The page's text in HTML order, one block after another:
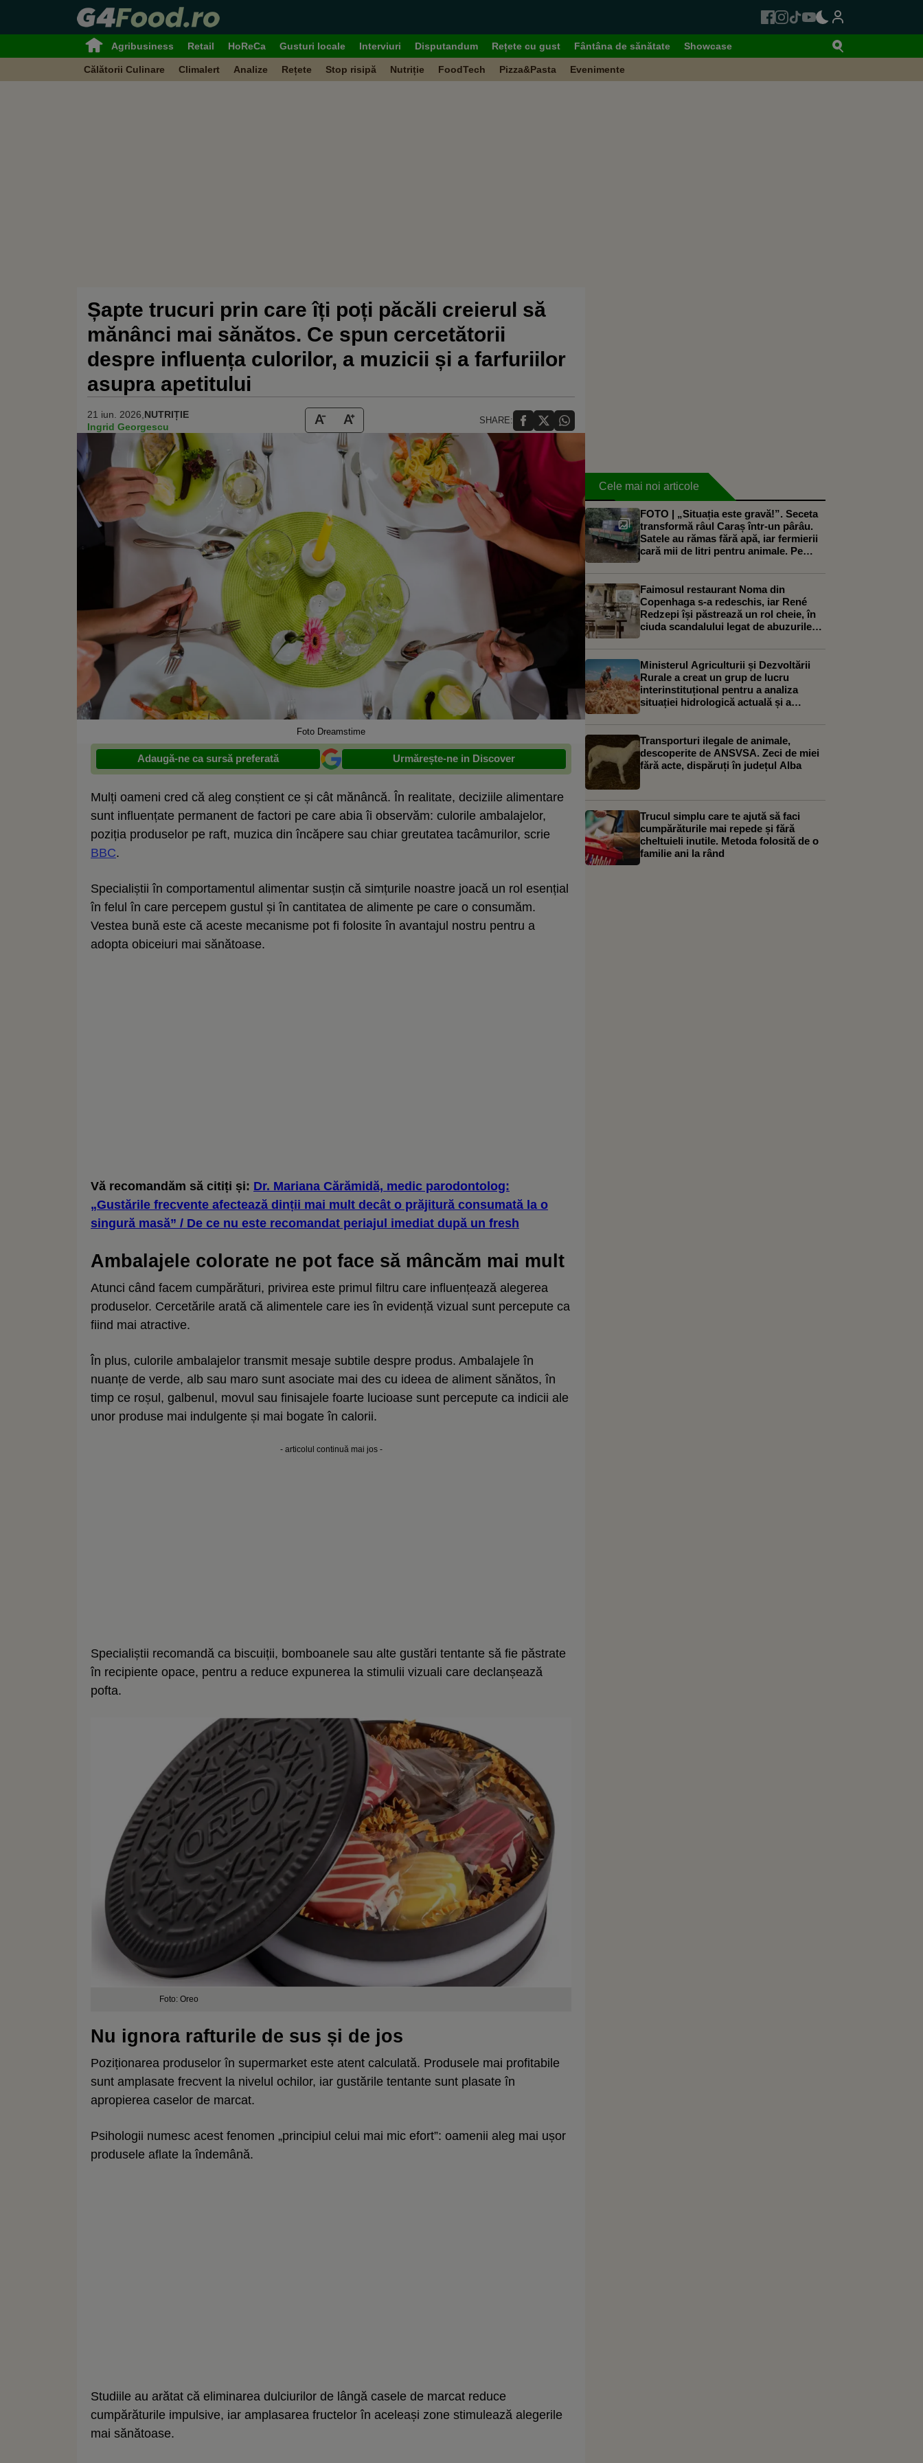
Agribusiness Retail HoReCa Gusturi locale Interviuri Disputandum Rețete cu gust Fântâna de sănătate Showcase
Călătorii Culinare Climalert Analize Rețete Stop risipă Nutriție FoodTech Pizza&Pasta Evenimente
Șapte trucuri prin care îți poți păcăli creierul să
mănânci mai sănătos. Ce spun cercetătorii
despre influența culorilor, a muzicii și a farfuriilor
asupra apetitului
21 iun. 2026, NUTRIȚIE
Ingrid Georgescu
SHARE:
Foto Dreamstime
Adaugă-ne ca sursă preferată Urmărește-ne in Discover
Mulți oameni cred că aleg conștient ce și cât mănâncă. În realitate, deciziile alimentare
sunt influențate permanent de factori pe care abia îi observăm: culorile ambalajelor,
poziția produselor pe raft, muzica din încăpere sau chiar greutatea tacâmurilor, scrie
BBC.
Specialiștii în comportamentul alimentar susțin că simțurile noastre joacă un rol esențial
în felul în care percepem gustul și în cantitatea de alimente pe care o consumăm.
Vestea bună este că aceste mecanisme pot fi folosite în avantajul nostru pentru a
adopta obiceiuri mai sănătoase.
Vă recomandăm să citiți și: Dr. Mariana Cărămidă, medic parodontolog:
„Gustările frecvente afectează dinții mai mult decât o prăjitură consumată la o
singură masă” / De ce nu este recomandat periajul imediat după un fresh
Ambalajele colorate ne pot face să mâncăm mai mult
Atunci când facem cumpărături, privirea este primul filtru care influențează alegerea
produselor. Cercetările arată că alimentele care ies în evidență vizual sunt percepute ca
fiind mai atractive.
În plus, culorile ambalajelor transmit mesaje subtile despre produs. Ambalajele în
nuanțe de verde, alb sau maro sunt asociate mai des cu ideea de aliment sănătos, în
timp ce roșul, galbenul, movul sau finisajele foarte lucioase sunt percepute ca indicii ale
unor produse mai indulgente și mai bogate în calorii.
- articolul continuă mai jos -
Specialiștii recomandă ca biscuiții, bomboanele sau alte gustări tentante să fie păstrate
în recipiente opace, pentru a reduce expunerea la stimulii vizuali care declanșează
pofta.
Foto: Oreo
Nu ignora rafturile de sus și de jos
Poziționarea produselor în supermarket este atent calculată. Produsele mai profitabile
sunt amplasate frecvent la nivelul ochilor, iar gustările tentante sunt plasate în
apropierea caselor de marcat.
Psihologii numesc acest fenomen „principiul celui mai mic efort”: oamenii aleg mai ușor
produsele aflate la îndemână.
Studiile au arătat că eliminarea dulciurilor de lângă casele de marcat reduce
cumpărăturile impulsive, iar amplasarea fructelor în aceleași zone stimulează alegerile
mai sănătoase.
Cele mai noi articole
FOTO | „Situația este gravă!”. Seceta
transformă râul Caraș într-un pârâu.
Satele au rămas fără apă, iar fermierii
cară mii de litri pentru animale. Pe
Faimosul restaurant Noma din
Copenhaga s-a redeschis, iar René
Redzepi își păstrează un rol cheie, în
ciuda scandalului legat de abuzurile
Ministerul Agriculturii și Dezvoltării
Rurale a creat un grup de lucru
interinstituțional pentru a analiza
situației hidrologică actuală și a
Transporturi ilegale de animale,
descoperite de ANSVSA. Zeci de miei
fără acte, dispăruți în județul Alba
Trucul simplu care te ajută să faci
cumpărăturile mai repede și fără
cheltuieli inutile. Metoda folosită de o
familie ani la rând